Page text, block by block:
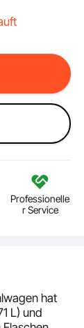
Professionelle
r Service
hat
L) und